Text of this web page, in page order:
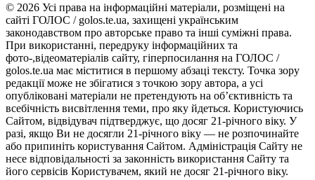
© 2026 Усі права на інформаційні матеріали, розміщені на
сайті ГОЛОС / golos.te.ua, захищені українським
законодавством про авторське право та інші суміжні права.
При використанні, передруку інформаційних та
фото-,відеоматеріалів сайту, гіперпосилання на ГОЛОС /
golos.te.ua має міститися в першому абзаці тексту. Точка зору
редакції може не збігатися з точкою зору автора, а усі
опубліковані матеріали не претендують на об’єктивність та
всебічність висвітлення теми, про яку йдеться. Користуючись
Сайтом, відвідувач підтверджує, що досяг 21-річного віку. У
разі, якщо Ви не досягли 21-річного віку — не розпочинайте
або припиніть користування Сайтом. Адміністрація Сайту не
несе відповідальності за законність використання Сайту та
його сервісів Користувачем, який не досяг 21-річного віку.